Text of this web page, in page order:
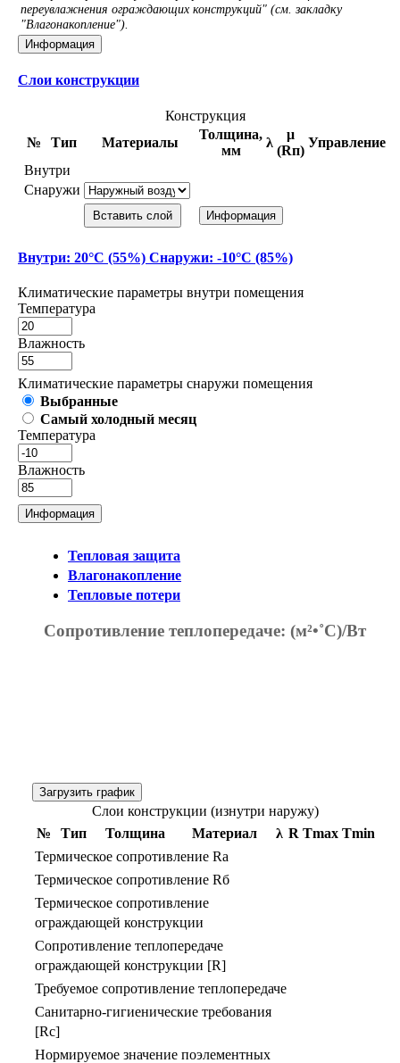
переувлажнения ограждающих конструкций" (см. закладку
"Влагонакопление").
Информация
Слои конструкции
Конструкция
№
Тип Материалы
Толщина,
мм
λ
μ
(Rп)
Управление
Внутри
Снаружи
Вставить слой Информация
Внутри: 20°С (55%) Снаружи: -10°С (85%)
Климатические параметры внутри помещения
Температура
Влажность
Климатические параметры снаружи помещения
Выбранные
Самый холодный месяц
Температура
Влажность
Информация
Тепловая защита
Влагонакопление
Тепловые потери
Сопротивление теплопередаче: (м²•˚С)/Вт
Загрузить график
Слои конструкции (изнутри наружу)
№
Тип Толщина Материал λ R Тmax Тmin
Термическое сопротивление Rа
Термическое сопротивление Rб
Термическое сопротивление
ограждающей конструкции
Сопротивление теплопередаче
ограждающей конструкции [R]
Требуемое сопротивление теплопередаче
Санитарно-гигиенические требования
[Rс]
Нормируемое значение поэлементных